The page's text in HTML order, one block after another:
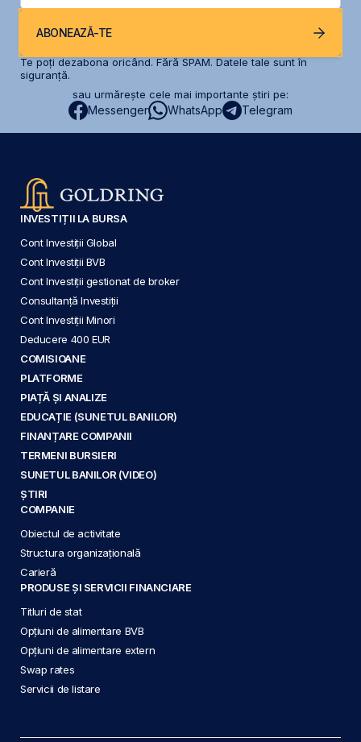
ABONEAZĂ-TE
Te poți dezabona oricând. Fără SPAM. Datele tale sunt în
siguranță.
sau urmărește cele mai importante știri pe:
Messenger WhatsApp Telegram
INVESTIȚII LA BURSA
Cont Investiții Global
Cont Investiții BVB
Cont Investiții gestionat de broker
Consultanță Investiții
Cont Investiții Minori
Deducere 400 EUR
COMISIOANE
PLATFORME
PIAȚĂ ȘI ANALIZE
EDUCAȚIE (SUNETUL BANILOR)
FINANȚARE COMPANII
TERMENI BURSIERI
SUNETUL BANILOR (VIDEO)
ȘTIRI
COMPANIE
Obiectul de activitate
Structura organizațională
Carieră
PRODUSE ȘI SERVICII FINANCIARE
Titluri de stat
Opțiuni de alimentare BVB
Opțiuni de alimentare extern
Swap rates
Servicii de listare